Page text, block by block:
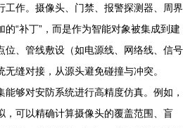
工作。摄像头、门禁、报警探测器、周界
“补丁”，而是作为智能对象被集成到建
位、管线敷设（如电源线、网络线、信号
缝对接，从源头避免碰撞与冲突。
能够对安防系统进行高精度仿真。例如，
，可以精确计算摄像头的覆盖范围、盲